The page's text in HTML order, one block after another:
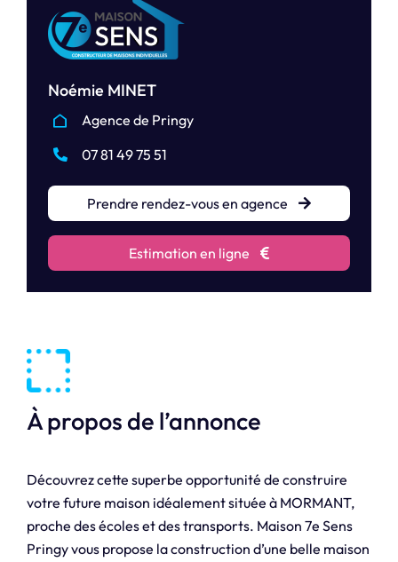
Noémie MINET
Agence de Pringy
07 81 49 75 51
Prendre rendez-vous en agence
Estimation en ligne
À propos de l’annonce
Découvrez cette superbe opportunité de construire
votre future maison idéalement située à MORMANT,
proche des écoles et des transports. Maison 7e Sens
Pringy vous propose la construction d’une belle maison